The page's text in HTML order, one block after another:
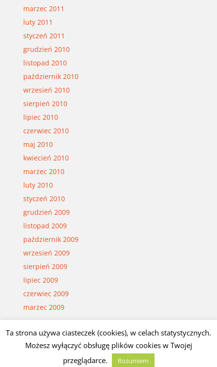
marzec 2011
luty 2011
styczeń 2011
grudzień 2010
listopad 2010
październik 2010
wrzesień 2010
sierpień 2010
lipiec 2010
czerwiec 2010
maj 2010
kwiecień 2010
marzec 2010
luty 2010
styczeń 2010
grudzień 2009
listopad 2009
październik 2009
wrzesień 2009
sierpień 2009
lipiec 2009
czerwiec 2009
marzec 2009
© Czesław Białczyński
Ta strona używa ciasteczek (cookies), w celach statystycznych.
Możesz wyłączyć obsługę plików cookies w Twojej
przeglądarce.
Rozumiem